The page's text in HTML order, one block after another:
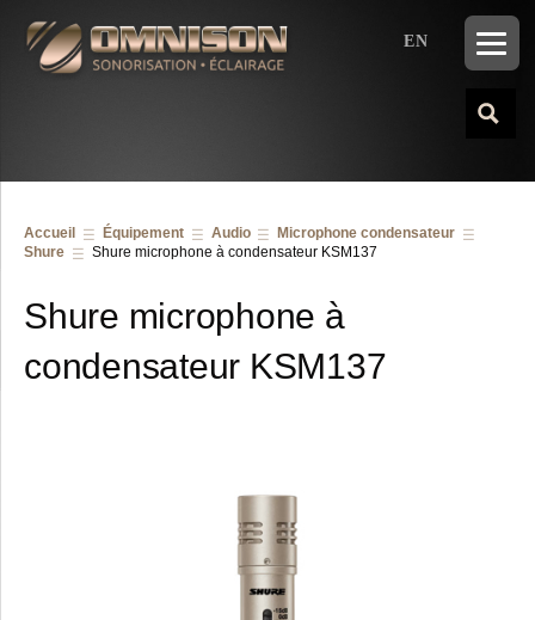
EN
Accueil Équipement Audio
Microphone condensateur
Shure
Shure microphone à condensateur KSM137
Shure microphone à
condensateur KSM137